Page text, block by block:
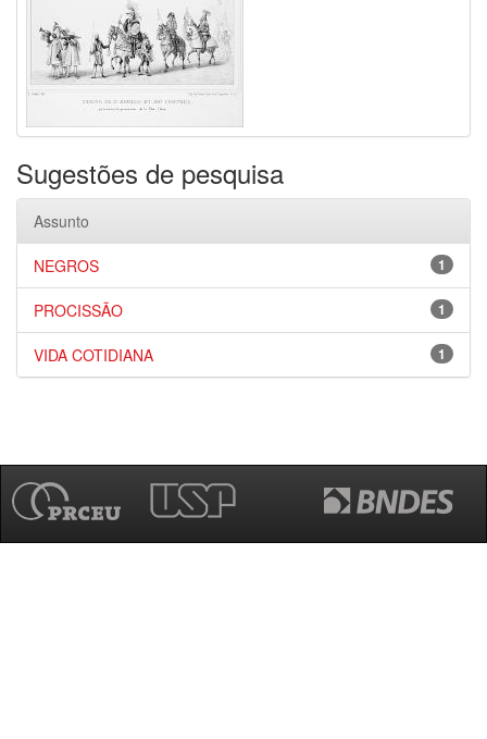
Sugestões de pesquisa
Assunto
1
NEGROS
1
PROCISSÃO
1
VIDA COTIDIANA